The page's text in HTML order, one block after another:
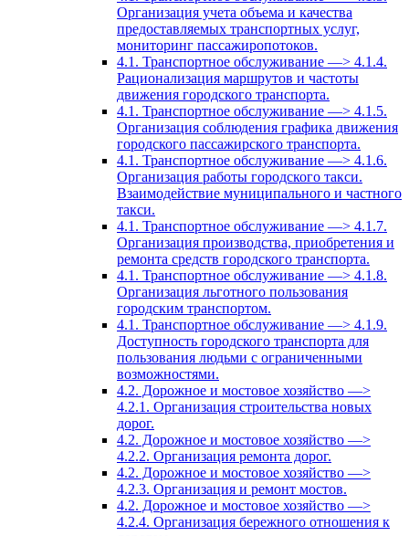
Организация учета объема и качества
предоставляемых транспортных услуг,
мониторинг пассажиропотоков.
4.1. Транспортное обслуживание —> 4.1.4.
Рационализация маршрутов и частоты
движения городского транспорта.
4.1. Транспортное обслуживание —> 4.1.5.
Организация соблюдения графика движения
городского пассажирского транспорта.
4.1. Транспортное обслуживание —> 4.1.6.
Организация работы городского такси.
Взаимодействие муниципального и частного
такси.
4.1. Транспортное обслуживание —> 4.1.7.
Организация производства, приобретения и
ремонта средств городского транспорта.
4.1. Транспортное обслуживание —> 4.1.8.
Организация льготного пользования
городским транспортом.
4.1. Транспортное обслуживание —> 4.1.9.
Доступность городского транспорта для
пользования людьми с ограниченными
возможностями.
4.2. Дорожное и мостовое хозяйство —>
4.2.1. Организация строительства новых
дорог.
4.2. Дорожное и мостовое хозяйство —>
4.2.2. Организация ремонта дорог.
4.2. Дорожное и мостовое хозяйство —>
4.2.3. Организация и ремонт мостов.
4.2. Дорожное и мостовое хозяйство —>
4.2.4. Организация бережного отношения к